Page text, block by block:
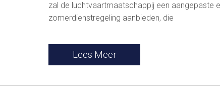
zal de luchtvaartmaatschappij een aangepaste
zomerdienstregeling aanbieden, die
Lees Meer